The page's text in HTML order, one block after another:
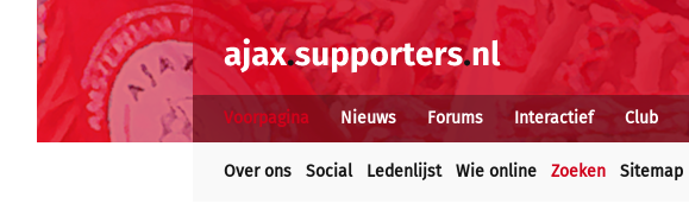
Voorpagina Nieuws Forums Interactief Club
Over ons Social Ledenlijst Wie online Zoeken Sitemap